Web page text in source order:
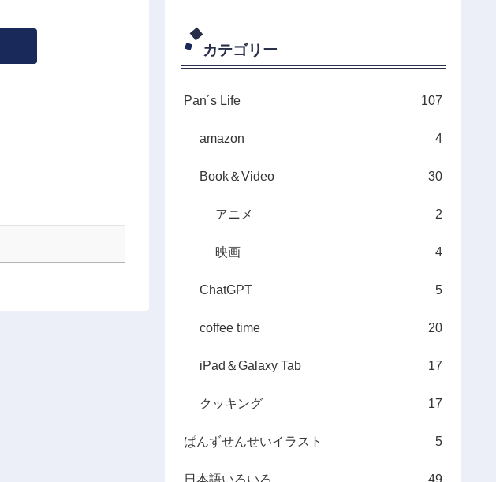
カテゴリー
Pan´s Life 107
amazon 4
Book＆Video 30
アニメ 2
映画 4
ChatGPT 5
coffee time 20
iPad＆Galaxy Tab 17
クッキング 17
ぱんずせんせいイラスト 5